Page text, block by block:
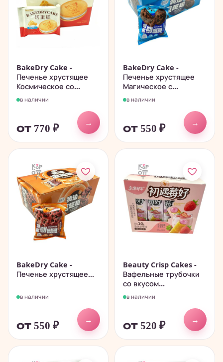
BakeDry Cake -
Печенье хрустящее
Космическое со...
в наличии
от 770 ₽
→
BakeDry Cake -
Печенье хрустящее
Магическое с...
в наличии
от 550 ₽
→
BakeDry Cake -
Печенье хрустящее...
в наличии
от 550 ₽
→
Beauty Crisp Cakes -
Вафельные трубочки
со вкусом...
в наличии
от 520 ₽
→